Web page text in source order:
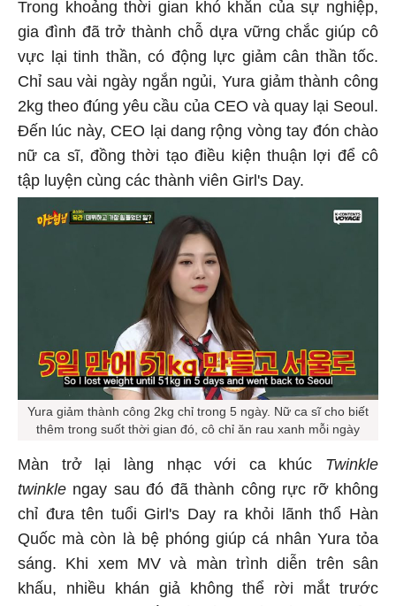
Trong khoảng thời gian khó khăn của sự nghiệp,
gia đình đã trở thành chỗ dựa vững chắc giúp cô
vực lại tinh thần, có động lực giảm cân thần tốc.
Chỉ sau vài ngày ngắn ngủi, Yura giảm thành công
2kg theo đúng yêu cầu của CEO và quay lại Seoul.
Đến lúc này, CEO lại dang rộng vòng tay đón chào
nữ ca sĩ, đồng thời tạo điều kiện thuận lợi để cô
tập luyện cùng các thành viên Girl's Day.
Yura giảm thành công 2kg chỉ trong 5 ngày. Nữ ca sĩ cho biết
thêm trong suốt thời gian đó, cô chỉ ăn rau xanh mỗi ngày
Màn trở lại làng nhạc với ca khúc
Twinkle
twinkle ngay sau đó đã thành công rực rỡ không
chỉ đưa tên tuổi Girl's Day ra khỏi lãnh thổ Hàn
Quốc mà còn là bệ phóng giúp cá nhân Yura tỏa
sáng. Khi xem MV và màn trình diễn trên sân
khấu, nhiều khán giả không thể rời mắt trước